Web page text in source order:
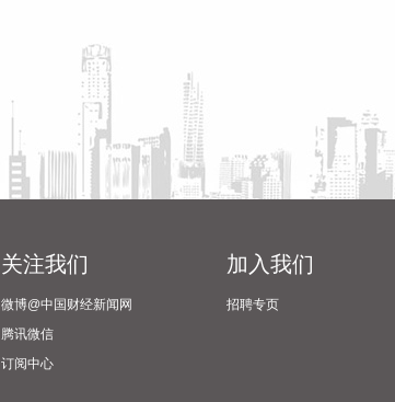
关注我们
微博@中国财经新闻网
腾讯微信
订阅中心
加入我们
招聘专页